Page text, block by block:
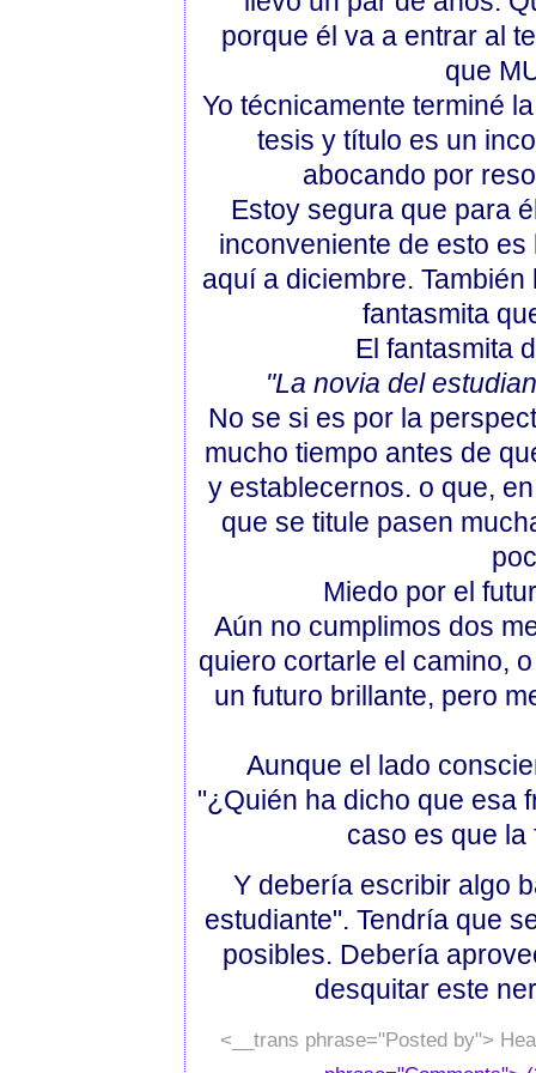
porque él va a entrar al
que
Yo técnicamente terminé
tesis y título es un
abocando por
Estoy segura que para
inconveniente de esto
aquí a diciembre.
fantasmita
El fantasmita
"La novia del
No se si es por la
mucho tiempo antes de
y establecernos. o que,
que se titule pasen
Miedo por el
Aún no cumplimos dos
quiero cortarle el camino,
un futuro brillante, pero
Aunque el lado
"¿Quién ha dicho que esa
caso es que la
Y debería escribir algo
estudiante". Tendría que
posibles. Debería
desquitar este
<__trans phrase="Posted by">